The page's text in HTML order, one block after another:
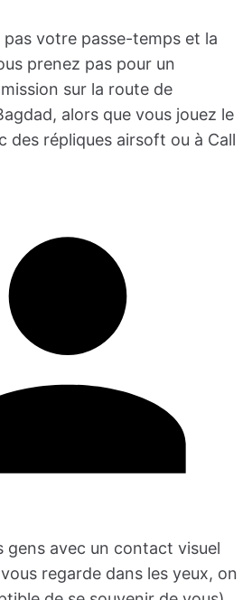
votre passe-temps et la
prenez pas pour un
sur la route de
alors que vous jouez le
des répliques airsoft ou à Call
gens avec un contact visuel
regarde dans les yeux, on